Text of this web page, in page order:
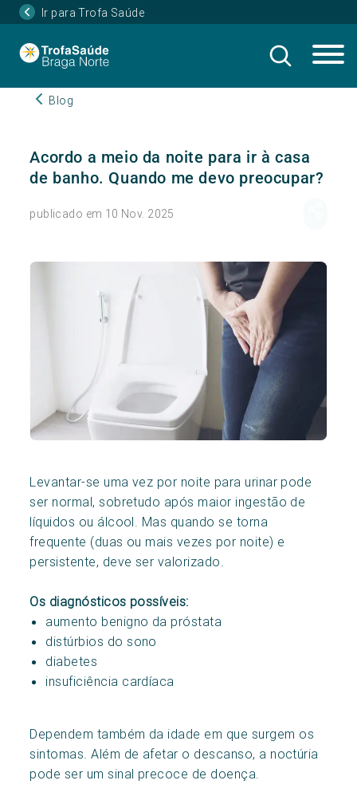
Ir para Trofa Saúde
Blog
Acordo a meio da noite para ir à casa
de banho. Quando me devo preocupar?
publicado em 10 Nov. 2025
Levantar-se uma vez por noite para urinar pode
ser normal, sobretudo após maior ingestão de
líquidos ou álcool. Mas quando se torna
frequente (duas ou mais vezes por noite) e
persistente, deve ser valorizado.
Os diagnósticos possíveis:
aumento benigno da próstata
distúrbios do sono
diabetes
insuficiência cardíaca
Dependem também da idade em que surgem os
sintomas. Além de afetar o descanso, a noctúria
pode ser um sinal precoce de doença.